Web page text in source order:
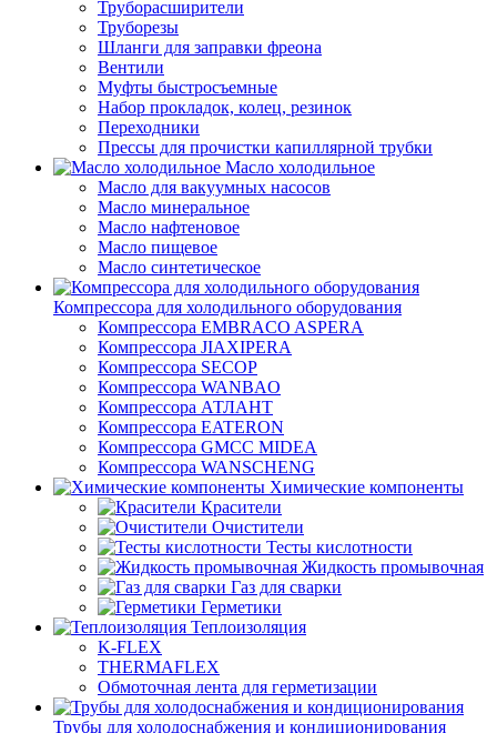
Труборасширители
Труборезы
Шланги для заправки фреона
Вентили
Муфты быстросъемные
Набор прокладок, колец, резинок
Переходники
Прессы для прочистки капиллярной трубки
Масло холодильное
Масло для вакуумных насосов
Масло минеральное
Масло нафтеновое
Масло пищевое
Масло синтетическое
Компрессора для холодильного оборудования
Компрессора EMBRACO ASPERA
Компрессора JIAXIPERA
Компрессора SECOP
Компрессора WANBAO
Компрессора АТЛАНТ
Компрессора EATERON
Компрессора GMCC MIDEA
Компрессора WANSCHENG
Химические компоненты
Красители
Очистители
Тесты кислотности
Жидкость промывочная
Газ для сварки
Герметики
Теплоизоляция
K-FLEX
THERMAFLEX
Обмоточная лента для герметизации
Трубы для холодоснабжения и кондиционирования